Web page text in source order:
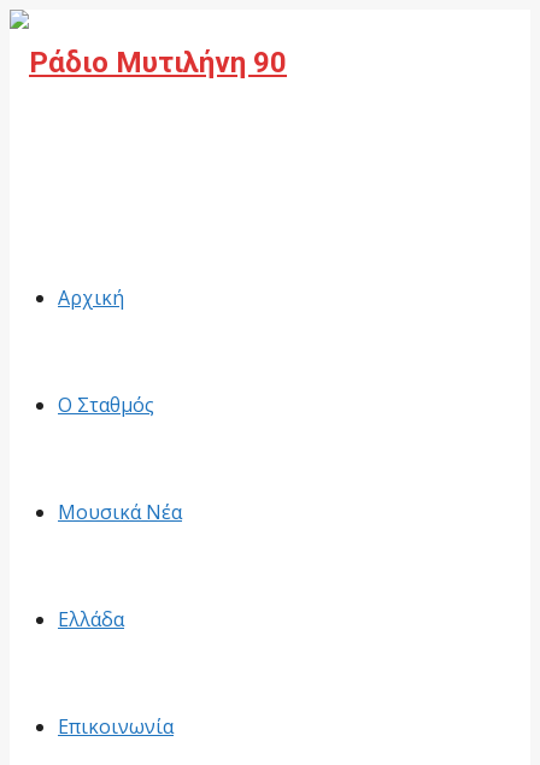
Αρχική
Ο Σταθμός
Μουσικά Νέα
Ελλάδα
Επικοινωνία